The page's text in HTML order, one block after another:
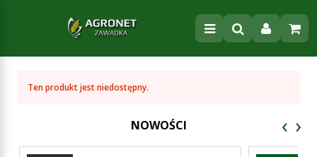
Ten produkt jest niedostępny.
NOWOŚCI ‹ ›